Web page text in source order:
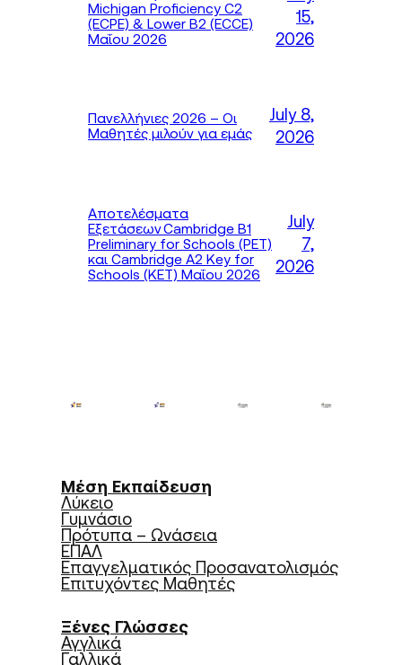
Michigan Proficiency C2
(ECPE) & Lower B2 (ECCE)
Μαΐου 2026
15,
2026
Πανελλήνιες 2026 – Οι
Μαθητές μιλούν για εμάς
July 8,
2026
Αποτελέσματα
Εξετάσεων Cambridge B1
Preliminary for Schools (PET)
και Cambridge A2 Key for
Schools (KET) Μαΐου 2026
July
7,
2026
Μέση Εκπαίδευση
Λύκειο
Γυμνάσιο
Πρότυπα – Ωνάσεια
ΕΠΑΛ
Επαγγελματικός Προσανατολισμός
Επιτυχόντες Μαθητές
Ξένες Γλώσσες
Αγγλικά
Γαλλικά